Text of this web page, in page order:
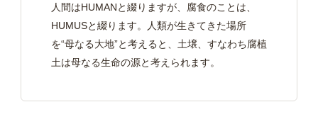
人間はHUMANと綴りますが、腐食のことは、
HUMUSと綴ります。人類が生きてきた場所
を“母なる大地”と考えると、土壌、すなわち腐植
土は母なる生命の源と考えられます。